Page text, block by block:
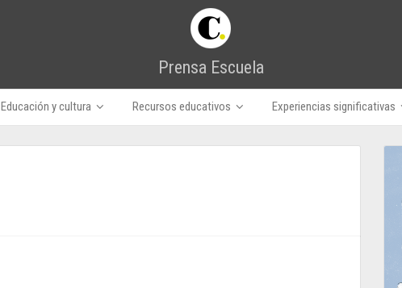
Prensa Escuela
Educación y cultura Recursos educativos Experiencias significativas